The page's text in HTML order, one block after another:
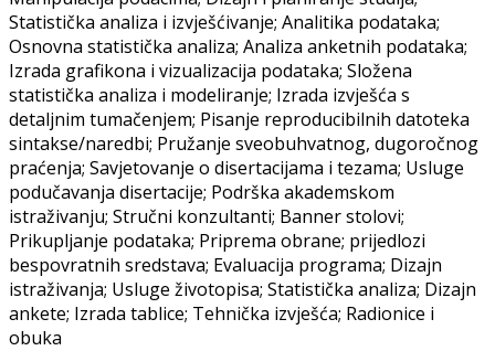
Statistička analiza i izvješćivanje; Analitika podataka;
Osnovna statistička analiza; Analiza anketnih podataka;
Izrada grafikona i vizualizacija podataka; Složena
statistička analiza i modeliranje; Izrada izvješća s
detaljnim tumačenjem; Pisanje reproducibilnih datoteka
sintakse/naredbi; Pružanje sveobuhvatnog, dugoročnog
praćenja; Savjetovanje o disertacijama i tezama; Usluge
podučavanja disertacije; Podrška akademskom
istraživanju; Stručni konzultanti; Banner stolovi;
Prikupljanje podataka; Priprema obrane; prijedlozi
bespovratnih sredstava; Evaluacija programa; Dizajn
istraživanja; Usluge životopisa; Statistička analiza; Dizajn
ankete; Izrada tablice; Tehnička izvješća; Radionice i
obuka